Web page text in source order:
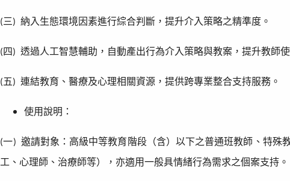
(三)納入生態環境因素進行綜合判斷，提升介入策略之精準度。
(四)透過人工智慧輔助，自動產出行為介入策略與教案，提升教師使
(五)連結教育、醫療及心理相關資源，提供跨專業整合支持服務。
使用說明：
(一) 邀請對象：高級中等教育階段（含）以下之普通班教師、特殊
工、心理師、治療師等），亦適用一般具情緒行為需求之個案支持。